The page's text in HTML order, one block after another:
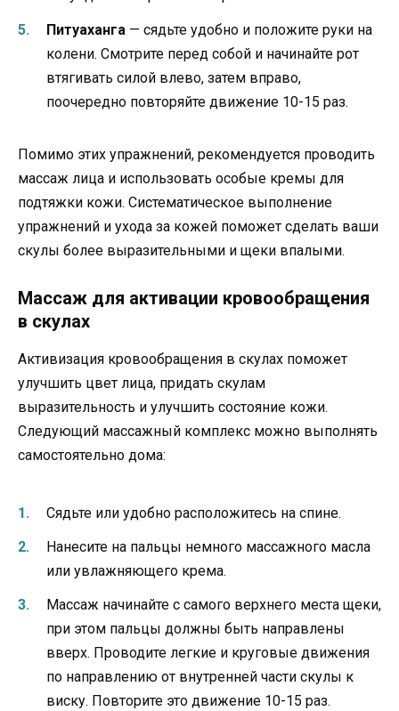
Питуаханга — сядьте удобно и положите руки на
колени. Смотрите перед собой и начинайте рот
втягивать силой влево, затем вправо,
поочередно повторяйте движение 10-15 раз.
Помимо этих упражнений, рекомендуется проводить
массаж лица и использовать особые кремы для
подтяжки кожи. Систематическое выполнение
упражнений и ухода за кожей поможет сделать ваши
скулы более выразительными и щеки впалыми.
Массаж для активации кровообращения
в скулах
Активизация кровообращения в скулах поможет
улучшить цвет лица, придать скулам
выразительность и улучшить состояние кожи.
Следующий массажный комплекс можно выполнять
самостоятельно дома:
Сядьте или удобно расположитесь на спине.
Нанесите на пальцы немного массажного масла
или увлажняющего крема.
Массаж начинайте с самого верхнего места щеки,
при этом пальцы должны быть направлены
вверх. Проводите легкие и круговые движения
по направлению от внутренней части скулы к
виску. Повторите это движение 10-15 раз.